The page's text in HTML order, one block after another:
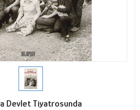
Devlet Tiyatrosunda